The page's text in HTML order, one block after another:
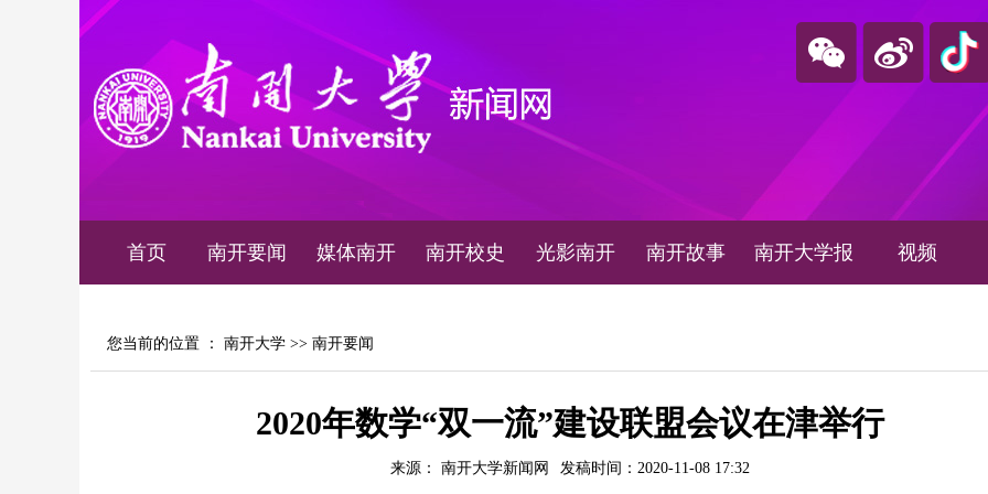
首页 南开要闻 媒体南开 南开校史 光影南开 南开故事 南开大学报 视频
您当前的位置 ： 南开大学 >> 南开要闻
2020年数学“双一流”建设联盟会议在津举行
来源： 南开大学新闻网 发稿时间：2020-11-08 17:32